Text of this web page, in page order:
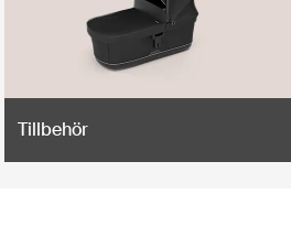
Tillbehör